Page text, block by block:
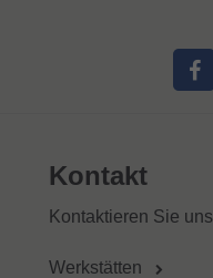
Kontakt
Kontaktieren Sie uns
Werkstätten